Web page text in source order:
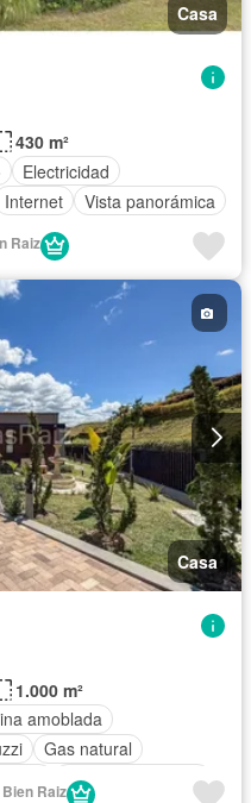
Casa
430 m²
Electricidad
Internet
Vista panorámica
Raiz
Casa
1.000 m²
amoblada
Gas natural
Cuarto de servicio
Raiz